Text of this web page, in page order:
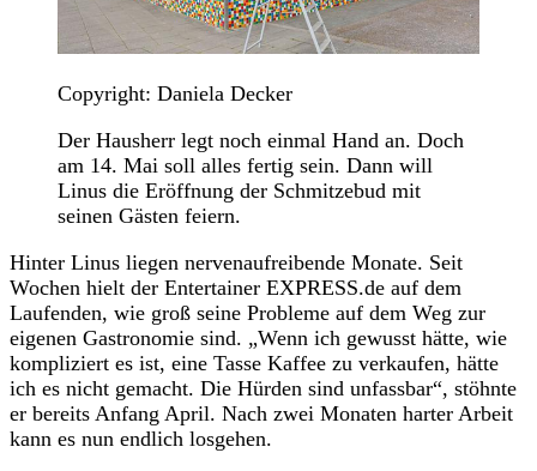
Copyright: Daniela Decker
Der Hausherr legt noch einmal Hand an. Doch
am 14. Mai soll alles fertig sein. Dann will
Linus die Eröffnung der Schmitzebud mit
seinen Gästen feiern.
Hinter Linus liegen nervenaufreibende Monate. Seit
Wochen hielt der Entertainer EXPRESS.de auf dem
Laufenden, wie groß seine Probleme auf dem Weg zur
eigenen Gastronomie sind. „Wenn ich gewusst hätte, wie
kompliziert es ist, eine Tasse Kaffee zu verkaufen, hätte
ich es nicht gemacht. Die Hürden sind unfassbar“, stöhnte
er bereits Anfang April. Nach zwei Monaten harter Arbeit
kann es nun endlich losgehen.